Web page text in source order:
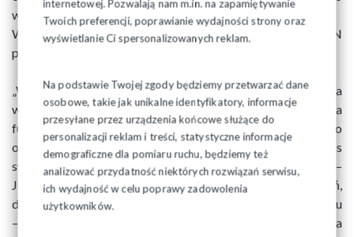
internetowej. Pozwalają nam m.in. na zapamiętywanie
Twoich preferencji, poprawianie wydajności strony oraz
wyświetlanie Ci spersonalizowanych reklam.
Na podstawie Twojej zgody będziemy przetwarzać dane
osobowe, takie jak unikalne identyfikatory, informacje
przesyłane przez urządzenia końcowe służące do
personalizacji reklam i treści, statystyczne informacje
demograficzne dla pomiaru ruchu, będziemy też
analizować przydatność niektórych rozwiązań serwisu,
ich wydajność w celu poprawy zadowolenia
użytkowników.
wybuchu rewolucji węgierskiej.
W holu głównym można było również obejrzeć wystawę IPN
pn. "1956: Polska-Węgry. Historia i pamięć".
„Wydarzenia roku 1956 są szczególnym dowodem na
wspólne dziedzictwo historyczne, które wyrosło na
fundamencie dążeń i pragnień obu naszych narodów do
odzyskania wolności i suwerenności” – podkreślił podczas
swojego wystąpienia Przewodniczący Zarządu Regionu –
Józef Mozolewski, dodając, iż „Wspólnota tych pragnień,
doprowadziła do wydarzeń, jakie miały miejsce w 1956 roku
– najpierw w Polsce (Poznański Czerwiec'56), a później na